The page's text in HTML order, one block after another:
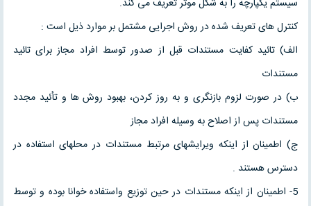
کنترل های تعریف شده در روش اجرایی مشتمل بر موارد ذیل است :
الف) تائید کفایت مستندات قبل از صدور توسط افراد مجاز برای تائید
مستندات
ب) در صورت لزوم بازنگری و به روز کردن، بهبود روش ها و تأئید مجدد
مستندات پس از اصلاح به وسیله افراد مجاز
ج) اطمینان از اینکه ویرایشهای مرتبط مستندات در محلهای استفاده در
دسترس هستند .
5- اطمینان از اینکه مستندات در حین توزیع واستفاده خوانا بوده و توسط